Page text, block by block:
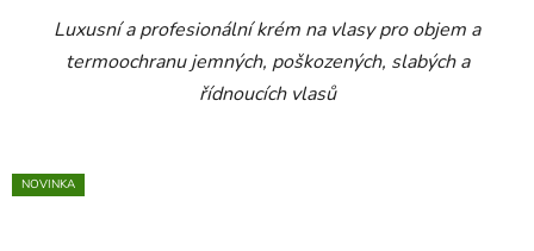
Luxusní a profesionální krém na vlasy pro objem a
termoochranu jemných, poškozených, slabých a
řídnoucích vlasů
NOVINKA